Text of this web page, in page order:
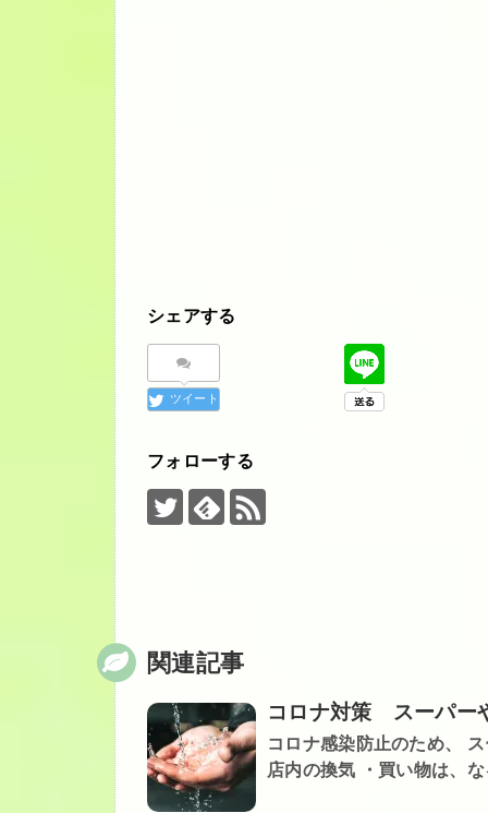
シェアする
ツイート
フォローする
関連記事
コロナ対策 スーパー
コロナ感染防止のため、
店内の換気 ・買い物は、